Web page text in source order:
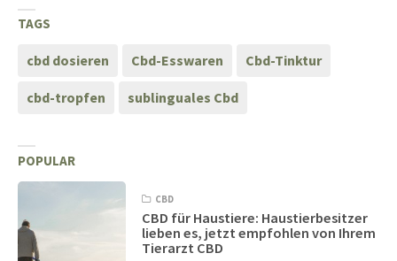
TAGS
cbd dosieren Cbd-Esswaren Cbd-Tinktur
cbd-tropfen sublinguales Cbd
POPULAR
CBD
CBD für Haustiere: Haustierbesitzer
lieben es, jetzt empfohlen von Ihrem
Tierarzt CBD